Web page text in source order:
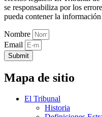
se responsabiliza por los
pueda contener la
Nombre
Email
Submit
Mapa de sitio
El Tribunal
Historia